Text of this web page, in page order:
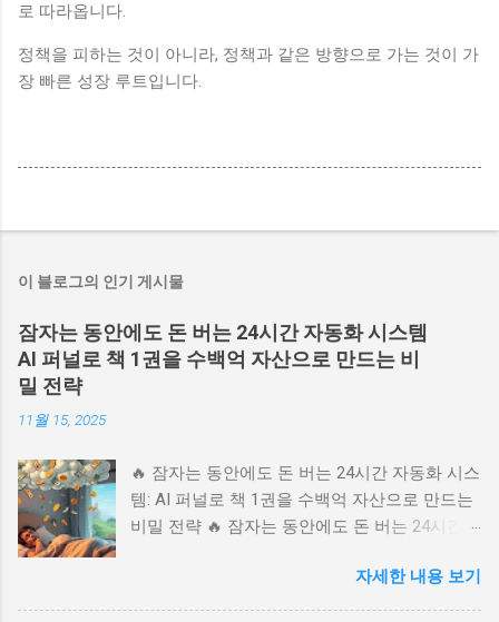
로 따라옵니다.
정책을 피하는 것이 아니라, 정책과 같은 방향으로 가는 것이 가
장 빠른 성장 루트입니다.
이 블로그의 인기 게시물
잠자는 동안에도 돈 버는 24시간 자동화 시스템
AI 퍼널로 책 1권을 수백억 자산으로 만드는 비
밀 전략
11월 15, 2025
🔥 잠자는 동안에도 돈 버는 24시간 자동화 시스
템: AI 퍼널로 책 1권을 수백억 자산으로 만드는
비밀 전략 🔥 잠자는 동안에도 돈 버는 24시간
으로 만드는 비밀 전략 💬 당신의 책이나 지식
상품을 위한 24시간 무인 판매 시스템을 꿈꾸시
자세한 내용 보기